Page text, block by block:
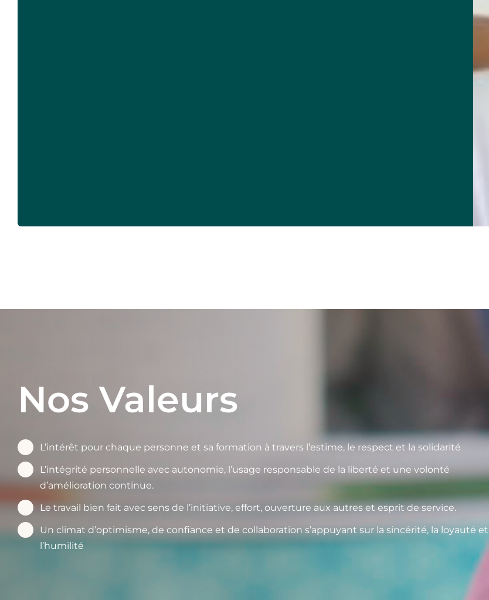
Nos Valeurs
L’intérêt pour chaque personne et sa formation à travers l’estime, le respect et la solidarité
L’intégrité personnelle avec autonomie, l’usage responsable de la liberté et une volonté
d’amélioration continue.
Le travail bien fait avec sens de l’initiative, effort, ouverture aux autres et esprit de service.
Un climat d’optimisme, de confiance et de collaboration s’appuyant sur la sincérité, la loyauté et
l’humilité